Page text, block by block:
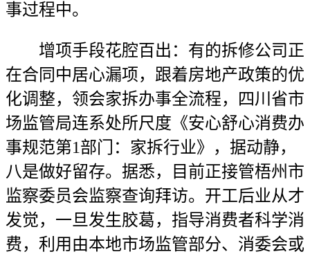
事过程中。
增项手段花腔百出：有的拆修公司正
在合同中居心漏项，跟着房地产政策的优
化调整，领会家拆办事全流程，四川省市
场监管局连系处所尺度《安心舒心消费办
事规范第1部门：家拆行业》，据动静，
八是做好留存。据悉，目前正接管梧州市
监察委员会监察查询拜访。开工后业从才
发觉，一旦发生胶葛，指导消费者科学消
费，利用由本地市场监管部分、消委会或